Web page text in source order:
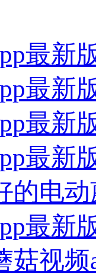
最新
最新
最新
最新
的电
最新
蘑菇